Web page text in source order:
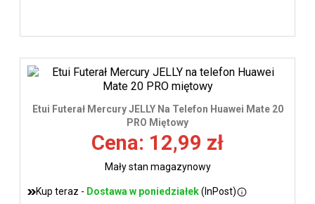
Etui Futerał Mercury JELLY Na Telefon Huawei Mate 20
PRO Miętowy
Cena: 12,99 zł
Mały stan magazynowy
Kup teraz - Dostawa w poniedziałek(InPost)